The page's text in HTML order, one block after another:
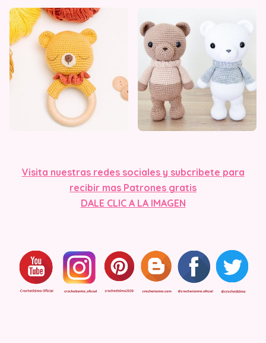
Visita nuestras redes sociales y subcribete para
recibir mas Patrones gratis
DALE CLIC A LA IMAGEN